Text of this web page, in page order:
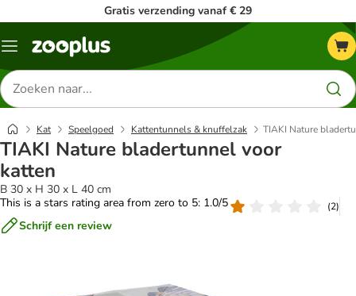
Gratis verzending vanaf € 29
Menu
Zoeken
naar
producten
Kat Speelgoed Kattentunnels & knuffelzak TIAKI Nature
TIAKI Nature bladertunnel voor
katten
B 30 x H 30 x L 40 cm
This is a stars rating area from zero to 5: 1.0/5
(2)
Schrijf een review